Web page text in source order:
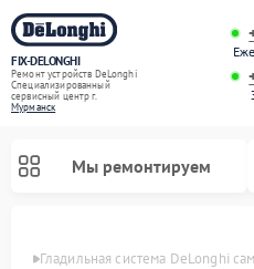
FIX-DELONGHI
Ремонт устройств DeLonghi
Специализированный
cервисный центр г.
Мурманск
Мы ремонтируем
Гладильная система DeLonghi